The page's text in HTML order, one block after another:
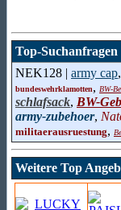
Top-Suchanfragen
NEK128 | army cap,
bundeswehrklamotten, BW-
schlafsack, BW-
army-zubehoer,
militaerausruestung,
Weitere Top